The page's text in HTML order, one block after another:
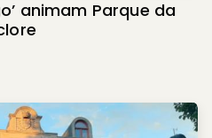
animam Parque da